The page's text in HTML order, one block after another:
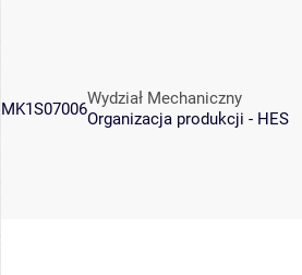
MK1S07006
Wydział Mechaniczny
Organizacja produkcji - HES